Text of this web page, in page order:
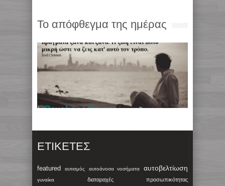
Το απόφθεγμα της ημέρας
ΕΤΙΚΈΤΕΣ
featured αυτισμός αυτοάνοσα νοσήματα αυτοβελτίωση
γυναίκα διαταραχές προσωπικότητας